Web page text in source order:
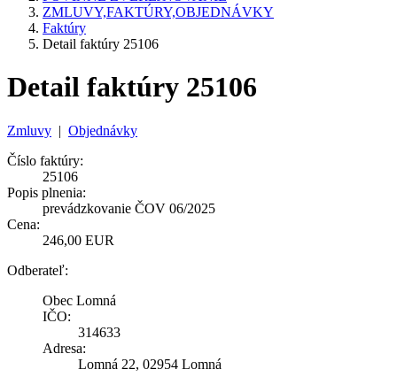
ZMLUVY,FAKTÚRY,OBJEDNÁVKY
Faktúry
Detail faktúry 25106
Detail faktúry 25106
Zmluvy | Objednávky
Číslo faktúry:
25106
Popis plnenia:
prevádzkovanie ČOV 06/2025
Cena:
246,00 EUR
Odberateľ:
Obec Lomná
IČO:
314633
Adresa:
Lomná 22, 02954 Lomná